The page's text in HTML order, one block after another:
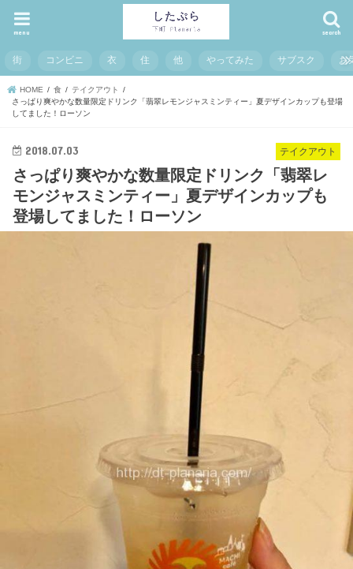
search
menu
街 コンビニ 衣 住 他 やってみた サブスク お
HOME 食
テイクアウト
さっぱり爽やかな数量限定ドリンク「翡翠レモンジャスミンティー」夏デザインカップも登場
してました！ローソン
テイクアウト
2018.07.03
さっぱり爽やかな数量限定ドリンク「翡翠レ
モンジャスミンティー」夏デザインカップも
登場してました！ローソン